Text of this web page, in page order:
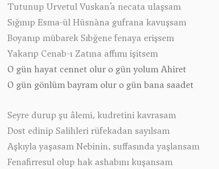
Tutunup Urvetul Vuskan’a necata ulaşsam
Sığınıp Esma-ül Hüsna`na gufrana kavuşsam
Boyanıp mübarek Sıbğene fenaya erişsem
Yakarıp Cenab-ı Zatına affımı işitsem
O gün hayat cennet olur o gün yolum Ahiret
O gün gönlüm bayram olur o gün bana saadet
Seyre durup şu âlemi, kudretini kavrasam
Dost edinip Salihleri rüfekadan sayılsam
Aşkıyla yaşasam Nebinin, suffasında yaşlansam
Fenafirresul olup hak ashabını kuşansam